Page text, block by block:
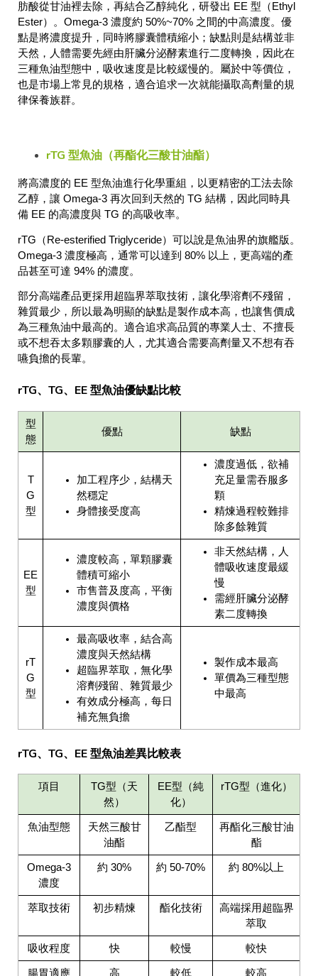
肪酸從甘油裡去除，再結合乙醇純化，研發出 EE 型（Ethyl
Ester）。Omega-3 濃度約 50%~70% 之間的中高濃度。優
點是將濃度提升，同時將膠囊體積縮小；缺點則是結構並非
天然，人體需要先經由肝臟分泌酵素進行二度轉換，因此在
三種魚油型態中，吸收速度是比較緩慢的。屬於中等價位，
也是市場上常見的規格，適合追求一次就能攝取高劑量的規
律保養族群。
rTG 型魚油（再酯化三酸甘油酯）
將高濃度的 EE 型魚油進行化學重組，以更精密的工法去除
乙醇，讓 Omega-3 再次回到天然的 TG 結構，因此同時具
備 EE 的高濃度與 TG 的高吸收率。
rTG（Re-esterified Triglyceride）可以說是魚油界的旗艦版。
Omega-3 濃度極高，通常可以達到 80% 以上，更高端的產
品甚至可達 94% 的濃度。
部分高端產品更採用超臨界萃取技術，讓化學溶劑不殘留，
雜質最少，所以最為明顯的缺點是製作成本高，也讓售價成
為三種魚油中最高的。適合追求高品質的專業人士、不擅長
或不想吞太多顆膠囊的人，尤其適合需要高劑量又不想有吞
嚥負擔的長輩。
rTG、TG、EE 型魚油優缺點比較
型
態
優點 缺點
T
G
型
加工程序少，結構天
然穩定
身體接受度高
濃度過低，欲補
充足量需吞服多
顆
精煉過程較難排
除多餘雜質
EE
型
濃度較高，單顆膠囊
體積可縮小
市售普及度高，平衡
濃度與價格
非天然結構，人
體吸收速度最緩
慢
需經肝臟分泌酵
素二度轉換
rT
G
型
最高吸收率，結合高
濃度與天然結構
超臨界萃取，無化學
溶劑殘留、雜質最少
有效成分極高，每日
補充無負擔
製作成本最高
單價為三種型態
中最高
rTG、TG、EE 型魚油差異比較表
項目
TG型（天
然）
EE型（純
化）
rTG型（進化）
魚油型態
天然三酸甘
油酯
乙酯型
再酯化三酸甘油
酯
Omega-3
濃度
約 30% 約 50-70% 約 80%以上
萃取技術 初步精煉 酯化技術
高端採用超臨界
萃取
吸收程度 快 較慢 較快
腸胃適應 高 較低 較高